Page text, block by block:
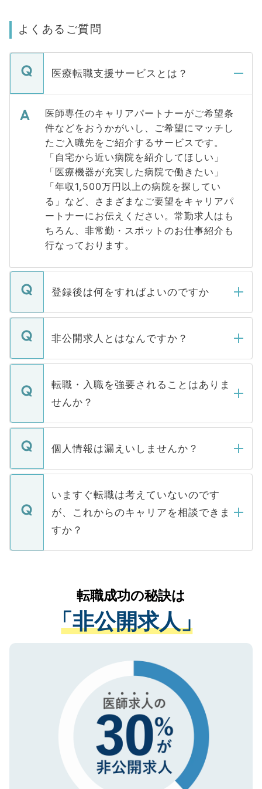
よくあるご質問
医療転職支援サービスとは？
医師専任のキャリアパートナーがご希望条
件などをおうかがいし、ご希望にマッチし
たご入職先をご紹介するサービスです。
「自宅から近い病院を紹介してほしい」
「医療機器が充実した病院で働きたい」
「年収1,500万円以上の病院を探してい
る」など、さまざまなご要望をキャリアパ
ートナーにお伝えください。常勤求人はも
ちろん、非常勤・スポットのお仕事紹介も
行なっております。
登録後は何をすればよいのですか
ご登録いただきましたら、弊社担当者がご
登録内容を確認し、その後メールもしくは
ます。通常、5営業日以内にはご連絡をせて
いただきますので、しばらくお待ちくださ
非公開求人とはなんですか？
マイナビDOCTORで取り扱っている求人の
うち約3割は、Webサイトからご覧いただ
けない「非公開求人」です。非公開求人は
下記の理由によって、一般には公開してい
ません。
■応募殺到を避けるため 人気のある医療機
関を公にしてしまうと、応募が殺到する場
に、医療機関が求める条件に合った人材の
みを人材紹介会社に依頼するケースが増え
ています。
転職・入職を強要されることはありま
せんか？
転職・入職を強要することは一切ありませ
ん。また、仮に応募先から内定をいただい
定を承諾する必要はありません。内定先へ
の辞退の連絡はキャリアパートナーが行い
個人情報は漏えいしませんか？
個人情報が漏えいすることはありませんの
で、ご安心ください。当サイトからの登録
などで収集したご登録者様の個人情報は、
ご本人のキャリアアップおよび転職活動の
支援を目的に使用いたします。お預かりし
ているすべての個人データはご本人の許可
は、個人情報の取り扱いについての厳密な
管理基準を満たした事業者のみに付与され
る、プライバシーマークを取得済みです。
で、機密保持に関してもご安心ください。
いますぐ転職は考えていないのです
が、これからのキャリアを相談できま
すか？
かがいして、現在の医療機関の状況や紹介
経験をまじえながら、適切なアドバイスを
させていただきます。すぐにご転職をされ
ない方には、長期的なサポートが可能です
ので、まずはご登録ください。
転職成功の秘訣は
「非公開求人」